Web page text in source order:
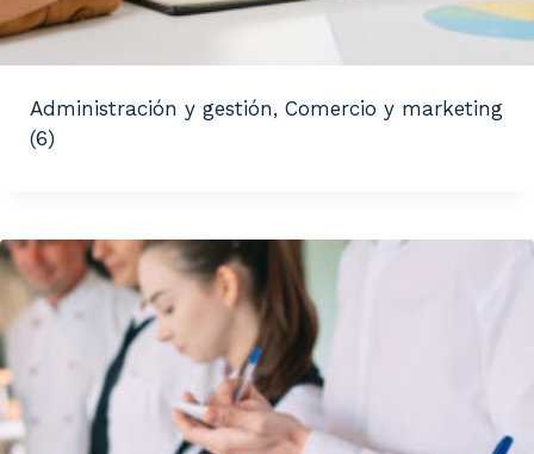
Administración y gestión, Comercio y marketing
(6)